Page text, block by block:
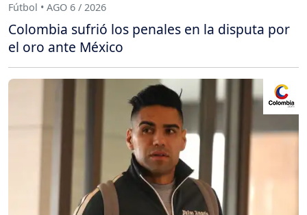
Fútbol • AGO 6 / 2026
Colombia sufrió los penales en la disputa por
el oro ante México